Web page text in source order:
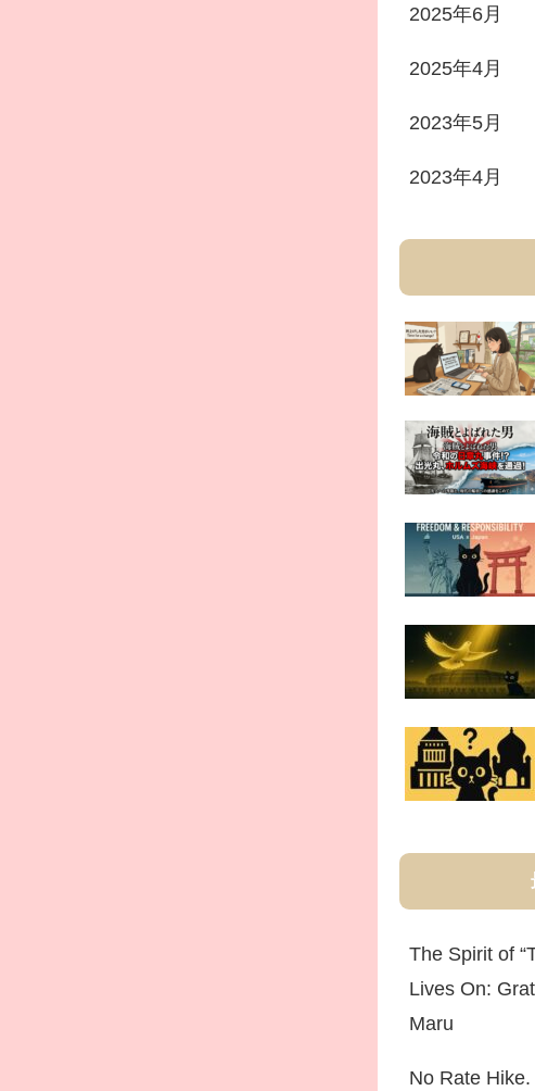
2025年6月
2025年4月
2023年5月
2023年4月
The Spirit of
Lives On:
Maru
No Rate